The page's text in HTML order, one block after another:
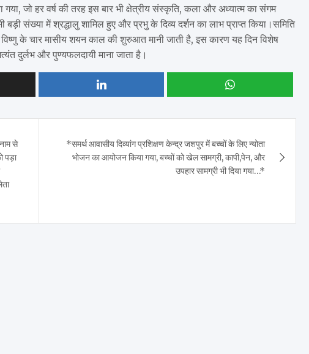
गया, जो हर वर्ष की तरह इस बार भी क्षेत्रीय संस्कृति, कला और अध्यात्म का संगम
संख्या में श्रद्धालु शामिल हुए और प्रभु के दिव्य दर्शन का लाभ प्राप्त किया।समिति
के चार मासीय शयन काल की शुरुआत मानी जाती है, इस कारण यह दिन विशेष
दुर्लभ और पुण्यफलदायी माना जाता है।
से
पड़ा
*समर्थ आवासीय दिव्यांग प्रशिक्षण केन्द्र जशपुर में बच्चों के लिए न्योता
भोजन का आयोजन किया गया, बच्चों को खेल सामग्री, कापी,पेन, और
उपहार सामग्री भी दिया गया…*